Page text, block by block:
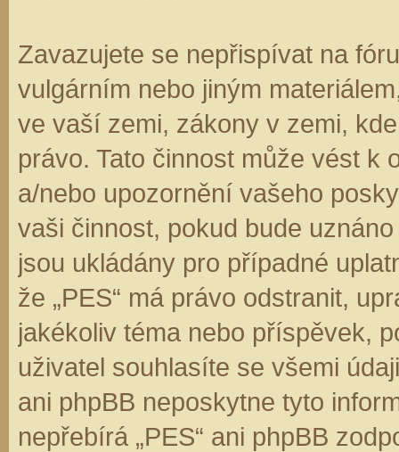
Zavazujete se nepřispívat na
vulgárním nebo jiným
ve vaší zemi, zákony v zemi,
právo. Tato činnost může vést k
a/nebo upozornění vašeho
vaši činnost, pokud bude
jsou ukládány pro případné
že „PES“ má právo odstranit,
jakékoliv téma nebo příspěvek,
uživatel souhlasíte se všemi
ani phpBB neposkytne tyto
nepřebírá „PES“ ani phpBB